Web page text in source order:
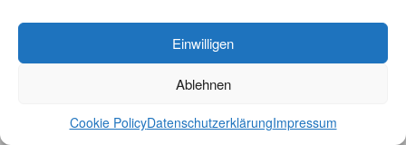
Einwilligen
Ablehnen
Cookie PolicyDatenschutzerklärungImpressum
Stabilität – selbst bei sehr hohen
Außentemperaturen – sorgt die